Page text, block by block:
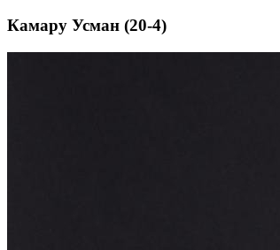
Камару Усман (20-4)